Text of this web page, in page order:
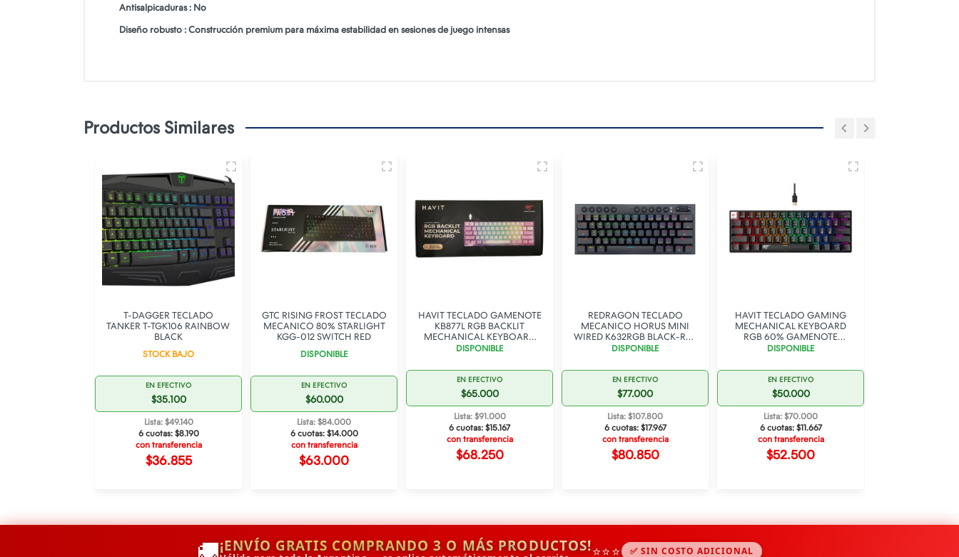
Antisalpicaduras : No
Diseño robusto : Construcción premium para máxima estabilidad en sesiones de juego intensas
Productos Similares
T-DAGGER TECLADO
TANKER T-TGK106 RAINBOW
BLACK
STOCK BAJO
EN EFECTIVO
$35.100
Lista: $49.140
6 cuotas: $8.190
con transferencia
$36.855
GTC RISING FROST TECLADO
MECANICO 80% STARLIGHT
KGG-012 SWITCH RED
DISPONIBLE
EN EFECTIVO
$60.000
Lista: $84.000
6 cuotas: $14.000
con transferencia
$63.000
HAVIT TECLADO GAMENOTE
KB877L RGB BACKLIT
MECHANICAL KEYBOARD
60%
DISPONIBLE
EN EFECTIVO
$65.000
Lista: $91.000
6 cuotas: $15.167
con transferencia
$68.250
REDRAGON TECLADO
MECANICO HORUS MINI
WIRED K632RGB BLACK-RED
SWITCHES
DISPONIBLE
EN EFECTIVO
$77.000
Lista: $107.800
6 cuotas: $17.967
con transferencia
$80.850
HAVIT TECLADO GAMING
MECHANICAL KEYBOARD
RGB 60% GAMENOTE
KB903L NEGRO SWITCH RED
DISPONIBLE
EN EFECTIVO
$50.000
Lista: $70.000
6 cuotas: $11.667
con transferencia
$52.500
🚚¡ENVÍO GRATIS COMPRANDO 3 O MÁS PRODUCTOS!⭐⭐⭐ ✅ SIN COSTO ADICIONAL